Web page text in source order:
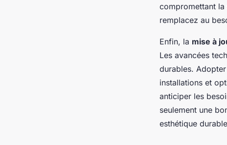
compromettant
remplacez au
Enfin, la mise à
Les avancées
durables.
installations et
anticiper les
seulement une
esthétique